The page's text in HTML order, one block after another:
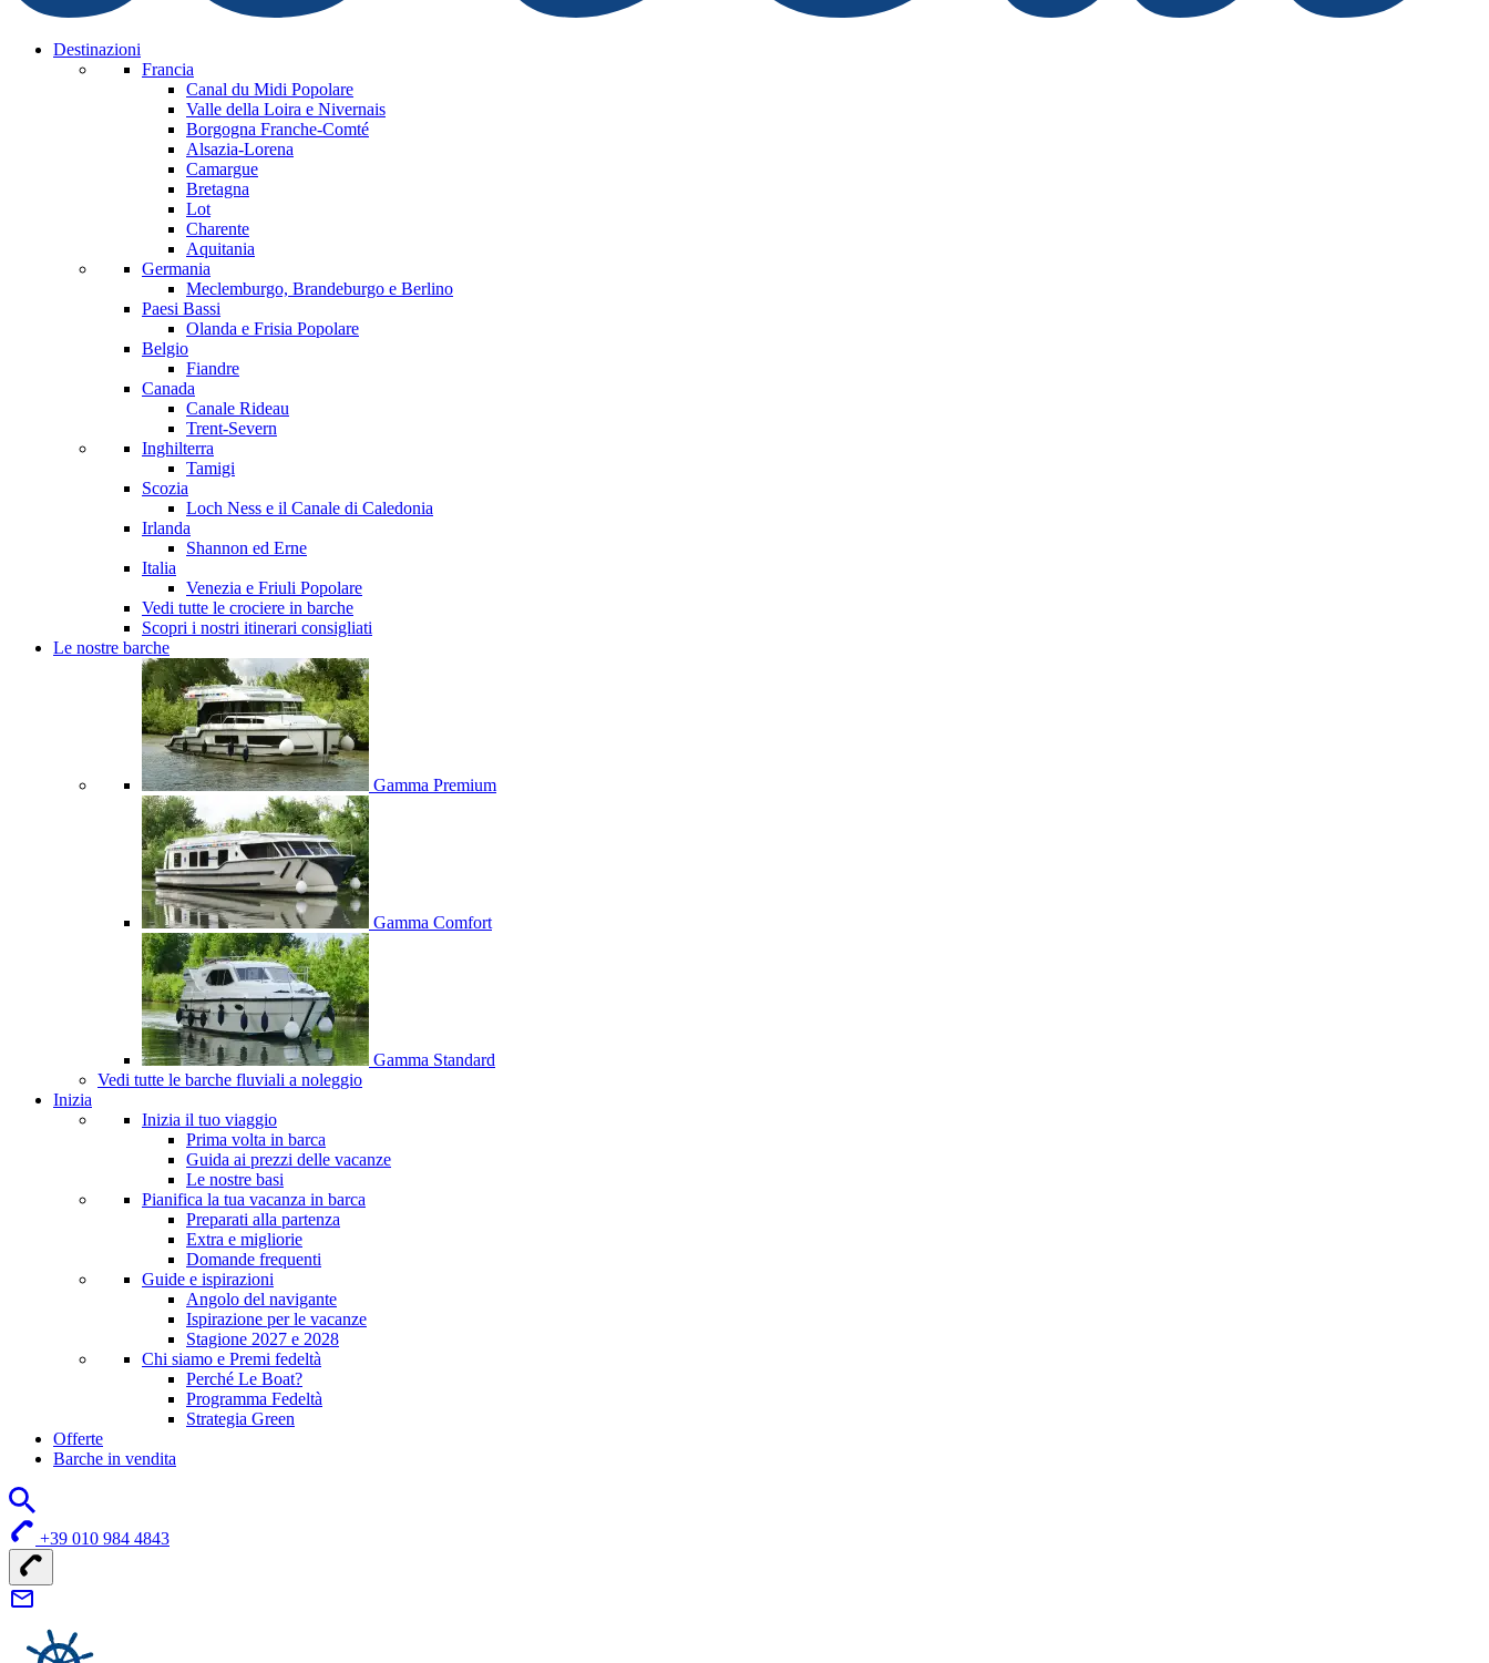
Destinazioni
Francia
Canal du Midi Popolare
Valle della Loira e Nivernais
Borgogna Franche-Comté
Alsazia-Lorena
Camargue
Bretagna
Lot
Charente
Aquitania
Germania
Meclemburgo, Brandeburgo e Berlino
Paesi Bassi
Olanda e Frisia Popolare
Belgio
Fiandre
Canada
Canale Rideau
Trent-Severn
Inghilterra
Tamigi
Scozia
Loch Ness e il Canale di Caledonia
Irlanda
Shannon ed Erne
Italia
Venezia e Friuli Popolare
Vedi tutte le crociere in barche
Scopri i nostri itinerari consigliati
Le nostre barche
Gamma Premium
Gamma Comfort
Gamma Standard
Vedi tutte le barche fluviali a noleggio
Inizia
Inizia il tuo viaggio
Prima volta in barca
Guida ai prezzi delle vacanze
Le nostre basi
Pianifica la tua vacanza in barca
Preparati alla partenza
Extra e migliorie
Domande frequenti
Guide e ispirazioni
Angolo del navigante
Ispirazione per le vacanze
Stagione 2027 e 2028
Chi siamo e Premi fedeltà
Perché Le Boat?
Programma Fedeltà
Strategia Green
Offerte
Barche in vendita
+39 010 984 4843